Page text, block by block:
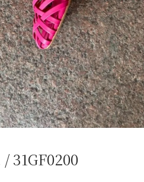
31GF0200